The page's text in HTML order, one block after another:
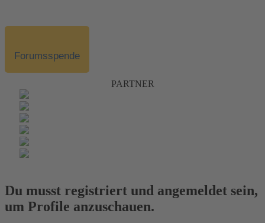
Forumsspende
PARTNER
Du musst registriert und angemeldet sein,
um Profile anzuschauen.